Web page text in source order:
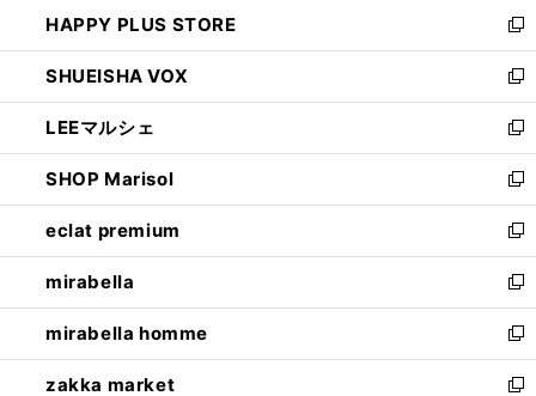
ド
ウ
で
開
く
ィ
ン
ド
ウ
で
開
く
い
ウ
ィ
ン
ド
ウ
で
開
く
HAPPY PLUS STORE
新
し
い
ウ
ィ
ン
ド
ウ
で
開
く
SHUEISHA VOX
新
し
い
ウ
ィ
ン
ド
ウ
で
開
く
LEEマルシェ
新
し
い
ウ
ィ
ン
ド
ウ
で
開
く
SHOP Marisol
新
し
い
ウ
ィ
ン
ド
ウ
で
eclat premium
新
し
い
ウ
ィ
ン
ド
mirabella
新
し
い
ウ
ィ
mirabella homme
新
し
い
zakka market
新